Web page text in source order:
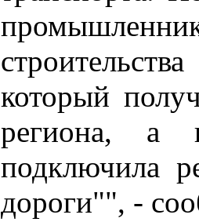
который
региона, а
подключила
дороги"", -